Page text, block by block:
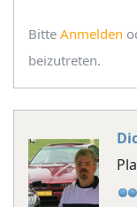
Bitte Anmelden
beizutreten.